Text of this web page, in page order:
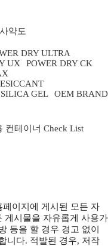
약도
DRY ULTRA
UX
POWER DRY CK
SILICA GEL
OEM BRAND
컨테이너 Check List
이지에 게시된 모든 자
게시물을 자유롭게 사용가
등을 할 경우 경고 없이
니다. 적발된 경우, 저작